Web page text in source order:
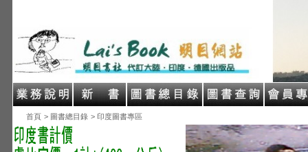
首頁 > 圖書總目錄 > 印度圖書專區